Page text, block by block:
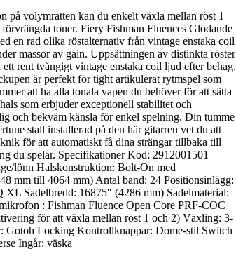
volymratten kan du enkelt växla mellan röst 1
toner. Fiery Fishman Fluences Glödande
en rad olika röstalternativ från vintage enstaka coil
massor av gain. Uppsättningen av distinkta röster
rent tvångigt vintage enstaka coil ljud efter behag.
är perfekt för tight artikulerat rytmspel som
att ha alla tonala vapen du behöver för att sätta
som erbjuder exceptionell stabilitet och
och bekväm känsla för enkel spelning. Din tumme
stall installerad på den här gitarren vet du att
för att automatiskt få dina strängar tillbaka till
du spelar. Specifikationer Kod: 2912001501
lönn Halskonstruktion: Bolt-On med
mm till 4064 mm) Antal band: 24 Positionsinlägg:
Sadelbredd: 16875″ (4286 mm) Sadelmaterial:
: Fishman Fluence Open Core PRF-COC
för att växla mellan röst 1 och 2) Växling: 3-
Gotoh Locking Kontrollknappar: Dome-stil Switch
Ingår: väska